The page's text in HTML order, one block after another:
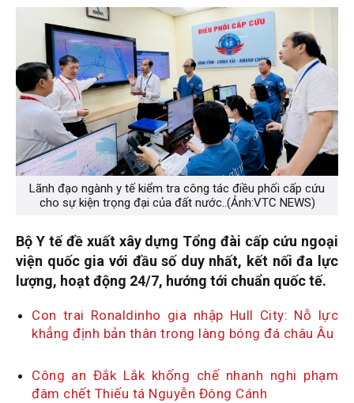
Lãnh đạo ngành y tế kiểm tra công tác điều phối cấp cứu
cho sự kiện trọng đại của đất nước..(Ảnh:VTC NEWS)
Bộ Y tế đề xuất xây dựng Tổng đài cấp cứu ngoại
viện quốc gia với đầu số duy nhất, kết nối đa lực
lượng, hoạt động 24/7, hướng tới chuẩn quốc tế.
Con trai Ronaldinho gia nhập Hull City: Nỗ lực
khẳng định bản thân trong làng bóng đá châu Âu
Công an Đắk Lắk khống chế nhanh nghi phạm
đâm chết Thiếu tá Nguyễn Đông Cánh